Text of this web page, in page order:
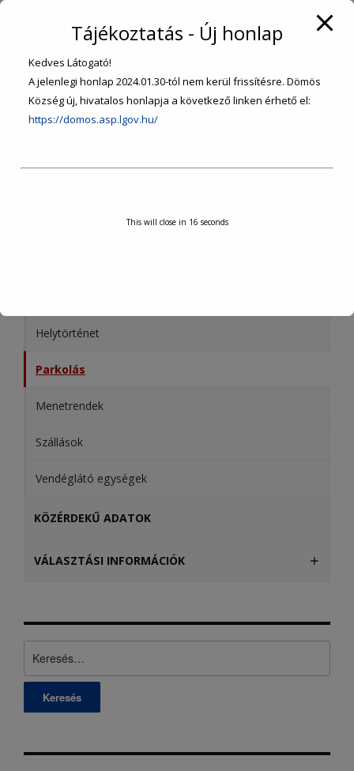
KEZDŐLAP
ÖNKORMÁNYZAT
ÜGYINTÉZÉS
Helytörténet
Parkolás
Menetrendek
Szállások
Vendéglátó egységek
KÖZÉRDEKŰ ADATOK
VÁLASZTÁSI INFORMÁCIÓK
Tájékoztatás - Új honlap
Kedves Látogató!
A jelenlegi honlap 2024.01.30-tól nem kerül frissítésre. Dömös
Község új, hivatalos honlapja a következő linken érhető el:
https://domos.asp.lgov.hu/
This will close in 16 seconds